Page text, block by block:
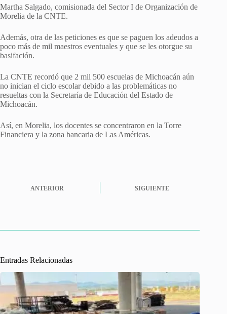
Martha Salgado, comisionada del Sector I de Organización de
Morelia de la CNTE.
Además, otra de las peticiones es que se paguen los adeudos a
poco más de mil maestros eventuales y que se les otorgue su
basifación.
La CNTE recordó que 2 mil 500 escuelas de Michoacán aún
no inician el ciclo escolar debido a las problemáticas no
resueltas con la Secretaría de Educación del Estado de
Michoacán.
Así, en Morelia, los docentes se concentraron en la Torre
Financiera y la zona bancaria de Las Américas.
ANTERIOR SIGUIENTE
Entradas Relacionadas